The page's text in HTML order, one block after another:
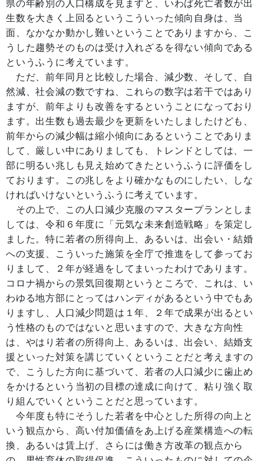
県の年齢別の人口構成を見ますと、いわば死亡者数が出
生数を大きく上回るというこういった傾向自身は、当
面、なかなか動かし難いということでありますから、こ
うした趨勢そのものは受け入れざるを得ない傾向である
というふうに考えています。
ただ、前年同月と比較した場合、減少数、そして、自
然減、社会減の数ですね、これらの数字は若干ではあり
ますが、前年よりも改善をするということになっており
ます。出生数も過去最少を更新をいたしましたけども、
前年からの減少幅は縮小傾向にあるということでありま
して、厳しい中にありましても、トレンドとしては、一
部に明るい兆しも見え始めてきたというふうに評価をし
ております。この兆しをより確かなものにしたい、しな
ければいけないというふうに考えています。
その上で、この人口減少克服のマスタープランとしま
しては、令和６年度に「元気な未来創造戦略」を策定し
ました。特に若者の所得向上、あるいは、出会い・結婚
への支援、こういった施策を全庁で推進をして参ってお
りまして、２年が経過をしてまいったわけであります。
コロナ禍からの景気回復期というところで、これは、い
わゆる地方部にとってはハンディがあるという中でもあ
りますし、人口減少問題は１年、２年で成果が出るとい
う性格のものではないと思いますので、大きな方向性
は、やはり若者の所得向上、あるいは、出会い、結婚支
援といった対策を講じていくということだと考えますの
で、こうした方向に基づいて、若者の人口減少に歯止め
をかけるという当初の目標の達成に向けて、粘り強く取
り組んでいくということだと思っています。
今年度も特にそうした若者を中心とした所得の向上と
いう観点から、高い付加価値をあ上げる産業構造への転
換、あるいは賃上げ、さらには働き方改革の観点から